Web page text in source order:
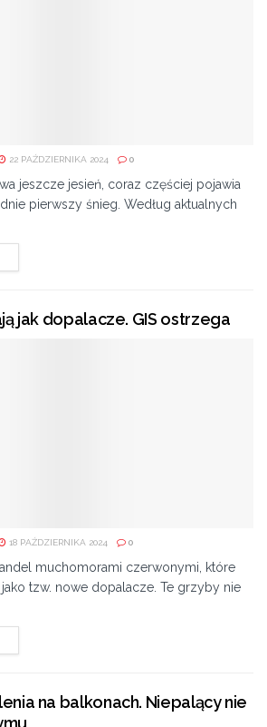
22 PAŹDZIERNIKA 2024 0
jeszcze jesień, coraz częściej pojawia
pierwszy śnieg. Według aktualnych
jak dopalacze. GIS ostrzega
18 PAŹDZIERNIKA 2024 0
muchomorami czerwonymi, które
tzw. nowe dopalacze. Te grzyby nie
na balkonach. Niepalący nie